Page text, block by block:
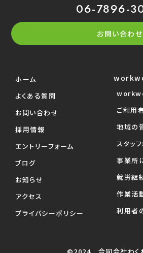
06-7896-
お問い合わせ
ホーム
よくある質問
お問い合わせ
採用情報
エントリーフォーム
ブログ
お知らせ
アクセス
プライバシーポリシー
ご利用
地域の
スタッ
事業所
就労継
作業活
利用者